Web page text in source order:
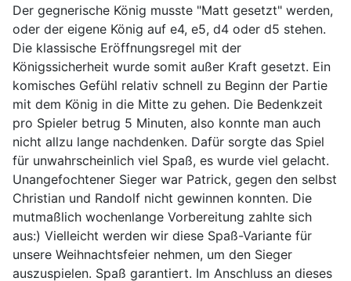
Der gegnerische König musste "Matt gesetzt" werden,
oder der eigene König auf e4, e5, d4 oder d5 stehen.
Die klassische Eröffnungsregel mit der
Königssicherheit wurde somit außer Kraft gesetzt. Ein
komisches Gefühl relativ schnell zu Beginn der Partie
mit dem König in die Mitte zu gehen. Die Bedenkzeit
pro Spieler betrug 5 Minuten, also konnte man auch
nicht allzu lange nachdenken. Dafür sorgte das Spiel
für unwahrscheinlich viel Spaß, es wurde viel gelacht.
Unangefochtener Sieger war Patrick, gegen den selbst
Christian und Randolf nicht gewinnen konnten. Die
mutmaßlich wochenlange Vorbereitung zahlte sich
aus:) Vielleicht werden wir diese Spaß-Variante für
unsere Weihnachtsfeier nehmen, um den Sieger
auszuspielen. Spaß garantiert. Im Anschluss an dieses